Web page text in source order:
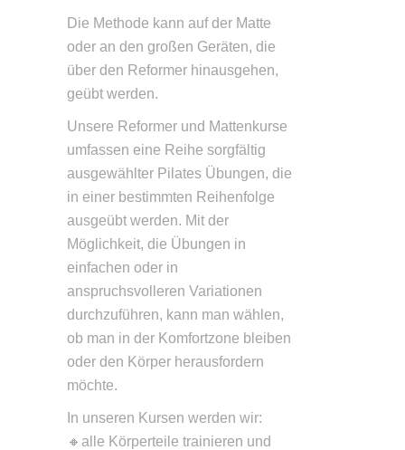
Die Methode kann auf der Matte
oder an den großen Geräten, die
über den Reformer hinausgehen,
geübt werden.
Unsere Reformer und Mattenkurse
umfassen eine Reihe sorgfältig
ausgewählter Pilates Übungen, die
in einer bestimmten Reihenfolge
ausgeübt werden. Mit der
Möglichkeit, die Übungen in
einfachen oder in
anspruchsvolleren Variationen
durchzuführen, kann man wählen,
ob man in der Komfortzone bleiben
oder den Körper herausfordern
möchte.
In unseren Kursen werden wir:
🔸alle Körperteile trainieren und